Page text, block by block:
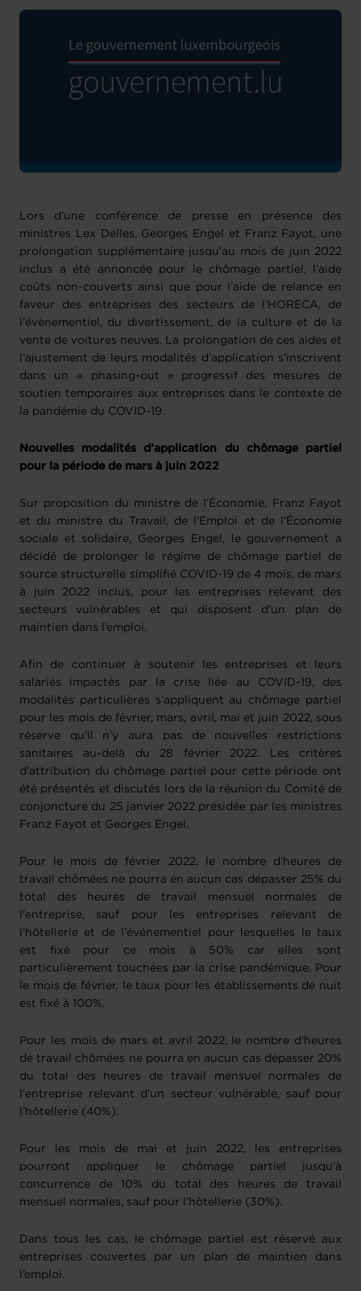
Lors d’une conférence de presse en présence des
ministres Lex Delles, Georges Engel et Franz Fayot, une
prolongation supplémentaire jusqu’au mois de juin 2022
inclus a été annoncée pour le chômage partiel, l’aide
coûts non-couverts ainsi que pour l’aide de relance en
faveur des entreprises des secteurs de l’HORECA, de
l’évènementiel, du divertissement, de la culture et de la
vente de voitures neuves. La prolongation de ces aides et
l’ajustement de leurs modalités d’application s’inscrivent
dans un « phasing-out » progressif des mesures de
soutien temporaires aux entreprises dans le contexte de
la pandémie du COVID-19.
Nouvelles modalités d’application du chômage partiel
pour la période de mars à juin 2022
Sur proposition du ministre de l’Économie, Franz Fayot
et du ministre du Travail, de l’Emploi et de l’Économie
sociale et solidaire, Georges Engel, le gouvernement a
décidé de prolonger le régime de chômage partiel de
source structurelle simplifié COVID-19 de 4 mois, de mars
à juin 2022 inclus, pour les entreprises relevant des
secteurs vulnérables et qui disposent d’un plan de
maintien dans l’emploi.
Afin de continuer à soutenir les entreprises et leurs
salariés impactés par la crise liée au COVID-19, des
modalités particulières s’appliquent au chômage partiel
pour les mois de février, mars, avril, mai et juin 2022, sous
réserve qu’il n’y aura pas de nouvelles restrictions
sanitaires au-delà du 28 février 2022. Les critères
d'attribution du chômage partiel pour cette période ont
été présentés et discutés lors de la réunion du Comité de
conjoncture du 25 janvier 2022 présidée par les ministres
Franz Fayot et Georges Engel.
Pour le mois de février 2022, le nombre d'heures de
travail chômées ne pourra en aucun cas dépasser 25% du
total des heures de travail mensuel normales de
l'entreprise, sauf pour les entreprises relevant de
l’hôtellerie et de l’événementiel pour lesquelles le taux
est fixé pour ce mois à 50% car elles sont
particulièrement touchées par la crise pandémique. Pour
le mois de février, le taux pour les établissements de nuit
est fixé à 100%.
Pour les mois de mars et avril 2022, le nombre d'heures
de travail chômées ne pourra en aucun cas dépasser 20%
du total des heures de travail mensuel normales de
l'entreprise relevant d’un secteur vulnérable, sauf pour
l’hôtellerie (40%).
Pour les mois de mai et juin 2022, les entreprises
pourront appliquer le chômage partiel jusqu’à
concurrence de 10% du total des heures de travail
mensuel normales, sauf pour l’hôtellerie (30%).
Dans tous les cas, le chômage partiel est réservé aux
entreprises couvertes par un plan de maintien dans
l’emploi.